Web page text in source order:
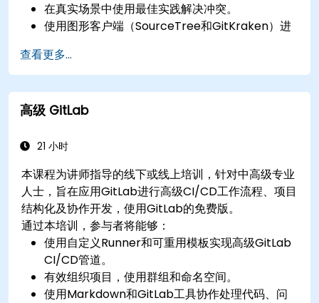
在真实场景中使用最佳实践解决冲突。
使用图形客户端（SourceTree和GitKraken）进
通过控制台和图形界面执行实际的Git操作。
在Azure DevOps中使用Git进行仓库集成和版本
控制。
查看更多...
高级 GitLab
21 小时
本课程为讲师指导的线下或线上培训，针对中高级专业
人士，旨在应用GitLab进行高级CI/CD工作流程、项目
结构化及协作开发，使用GitLab的免费版。
通过本培训，参与者将能够：
使用自定义Runner和可重用模板实现高级GitLab
CI/CD管道。
有效组织项目，使用群组和命名空间。
使用Markdown和GitLab工具协作处理代码、问